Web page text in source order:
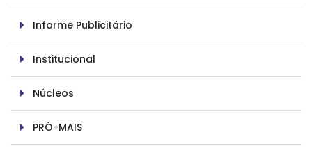
Informe Publicitário
Institucional
Núcleos
PRÓ-MAIS